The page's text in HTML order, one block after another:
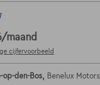
1
/maand
cijfervoorbeeld
op-den-Bos, Benelux Motors